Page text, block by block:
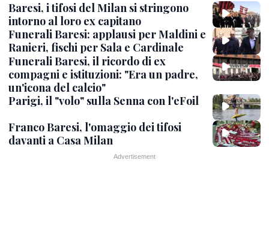
Baresi, i tifosi del Milan si stringono
intorno al loro ex capitano
Funerali Baresi: applausi per Maldini e
Ranieri, fischi per Sala e Cardinale
Funerali Baresi, il ricordo di ex
compagni e istituzioni: "Era un padre,
un'icona del calcio"
Parigi, il "volo" sulla Senna con l'eFoil
Franco Baresi, l'omaggio dei tifosi
davanti a Casa Milan